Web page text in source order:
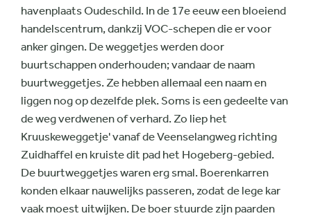
havenplaats Oudeschild. In de 17e eeuw een bloeiend
handelscentrum, dankzij VOC-schepen die er voor
anker gingen. De weggetjes werden door
buurtschappen onderhouden; vandaar de naam
buurtweggetjes. Ze hebben allemaal een naam en
liggen nog op dezelfde plek. Soms is een gedeelte van
de weg verdwenen of verhard. Zo liep het
Kruuskeweggetje' vanaf de Veenselangweg richting
Zuidhaffel en kruiste dit pad het Hogeberg-gebied.
De buurtweggetjes waren erg smal. Boerenkarren
konden elkaar nauwelijks passeren, zodat de lege kar
vaak moest uitwijken. De boer stuurde zijn paarden